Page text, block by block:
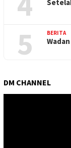
5 BERITA
DM CHANNEL